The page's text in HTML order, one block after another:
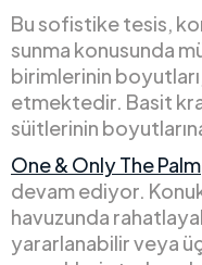
Bu sofistike tesis,
sunma konusunda
birimlerinin
etmektedir. Basit
süitlerinin
One & Only The Palm
devam ediyor.
havuzunda
yararlanabilir veya